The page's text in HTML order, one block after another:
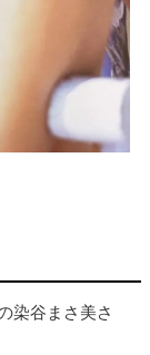
染谷まさ美さ